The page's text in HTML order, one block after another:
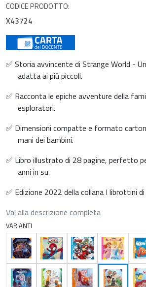
CODICE PRODOTTO:
X43724
✅ Storia avvincente di Strange World -
adatta ai più piccoli.
✅ Racconta le epiche avventure della
esploratori.
✅ Dimensioni compatte e formato
mani dei bambini.
✅ Libro illustrato di 28 pagine, perfetto
anni in su.
✅ Edizione 2022 della collana I librottini
Vai alla descrizione completa
VARIANTI